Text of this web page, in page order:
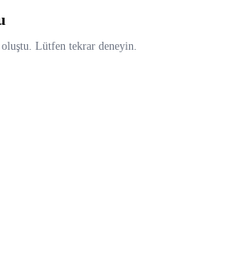
Lütfen tekrar deneyin.